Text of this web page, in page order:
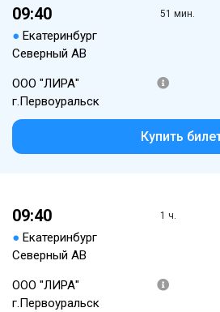
09:40
● Екатеринбург
Северный АВ
51 мин.
ООО "ЛИРА"
г.Первоуральск
Купить
09:40
● Екатеринбург
Северный АВ
1 ч.
ООО "ЛИРА"
г.Первоуральск